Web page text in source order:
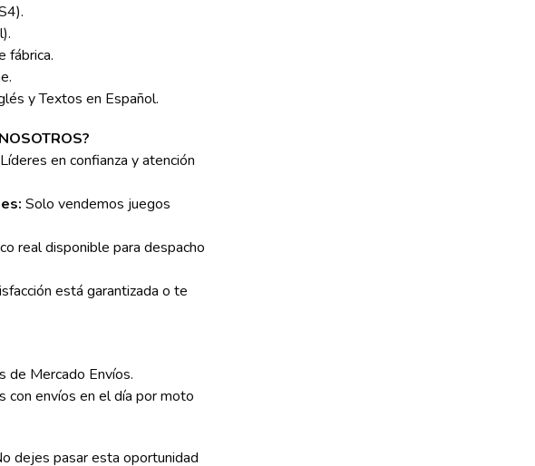
fábrica.
y Textos en Español.
Líderes en confianza y atención
Solo vendemos juegos
real disponible para despacho
está garantizada o te
de Mercado Envíos.
con envíos en el día por moto
dejes pasar esta oportunidad